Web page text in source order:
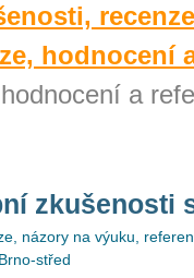
hodnocení
a
zkušenosti
názory na výuku,
střed